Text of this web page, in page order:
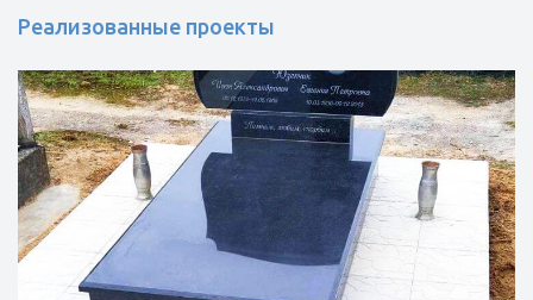
Реализованные проекты